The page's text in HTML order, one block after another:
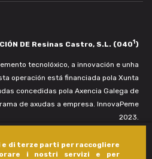
di terze parti per raccogliere
i nostri servizi e per
DE Resinas Castro, S.L. (0401)
tecnolóxico, a innovación e unha
operación está financiada pola Xunta
concedidas pola Axencia Galega de
de axudas a empresa. InnovaPeme
2023.